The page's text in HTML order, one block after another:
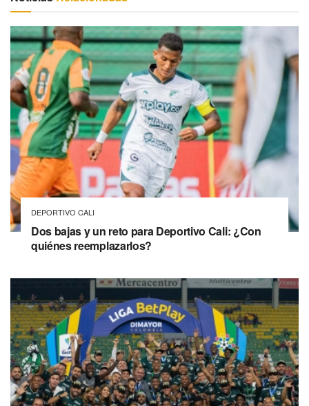
DEPORTIVO CALI
Dos bajas y un reto para Deportivo Cali: ¿Con
quiénes reemplazarlos?